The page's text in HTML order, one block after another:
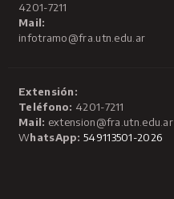
4201-7211
Mail:
infotramo@fra.utn.edu.ar
Extensión:
Teléfono: 4201-7211
Mail: extension@fra.utn.edu.ar
WhatsApp: 549113501-2026